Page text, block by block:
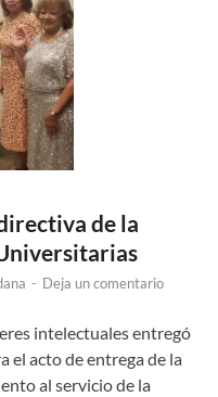
de la
- Deja un comentario
intelectuales entregó
el acto de entrega de la
al servicio de la